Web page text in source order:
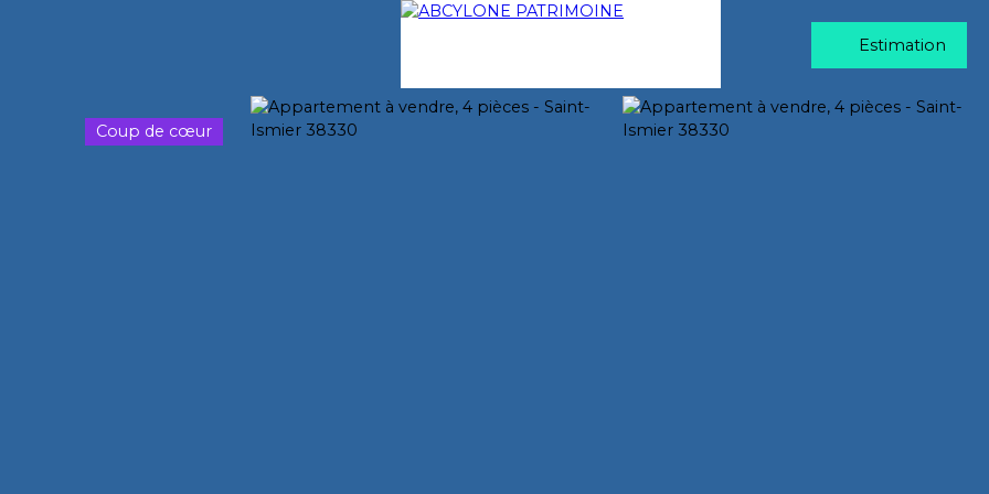
Estimation
Coup de cœur